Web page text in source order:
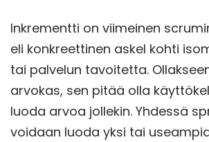
Inkrementti on viimeinen
eli konkreettinen askel kohti
tai palvelun tavoitetta.
arvokas, sen pitää olla
luoda arvoa jollekin. Yhdessä
voidaan luoda yksi tai